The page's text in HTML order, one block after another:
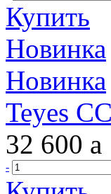
Купить
Новинка
Новинка
Teyes
32 600 a
-